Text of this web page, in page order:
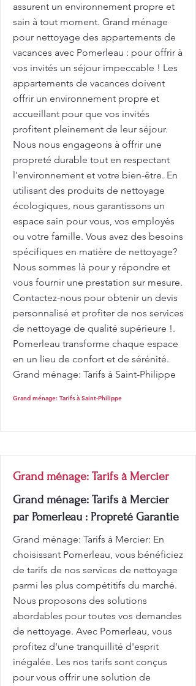
assurent un environnement propre et
sain à tout moment. Grand ménage
pour nettoyage des appartements de
vacances avec Pomerleau : pour offrir à
vos invités un séjour impeccable ! Les
appartements de vacances doivent
offrir un environnement propre et
accueillant pour que vos invités
profitent pleinement de leur séjour.
Nous nous engageons à offrir une
propreté durable tout en respectant
l'environnement et votre bien-être. En
utilisant des produits de nettoyage
écologiques, nous garantissons un
espace sain pour vous, vos employés
ou votre famille. Vous avez des besoins
spécifiques en matière de nettoyage?
Nous sommes là pour y répondre et
vous fournir une prestation sur mesure.
Contactez-nous pour obtenir un devis
personnalisé et profiter de nos services
de nettoyage de qualité supérieure !.
Pomerleau transforme chaque espace
en un lieu de confort et de sérénité.
Grand ménage: Tarifs à Saint-Philippe
Grand ménage: Tarifs à Saint-Philippe
Grand ménage: Tarifs à Mercier
Grand ménage: Tarifs à Mercier
par Pomerleau : Propreté Garantie
Grand ménage: Tarifs à Mercier: En
choisissant Pomerleau, vous bénéficiez
de tarifs de nos services de nettoyage
parmi les plus compétitifs du marché.
Nous proposons des solutions
abordables pour toutes vos demandes
de nettoyage. Avec Pomerleau, vous
profitez d'une tranquillité d'esprit
inégalée. Les nos tarifs sont conçus
pour vous offrir une solution de